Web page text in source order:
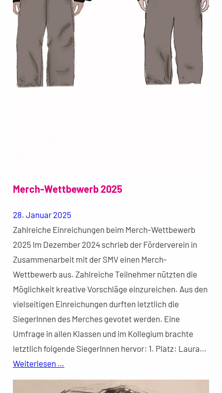
Merch-Wettbewerb 2025
28. Januar 2025
Zahlreiche Einreichungen beim Merch-Wettbewerb
2025 Im Dezember 2024 schrieb der Förderverein in
Zusammenarbeit mit der SMV einen Merch-
Wettbewerb aus. Zahlreiche Teilnehmer nützten die
Möglichkeit kreative Vorschläge einzureichen. Aus den
vielseitigen Einreichungen durften letztlich die
SiegerInnen des Merches gevotet werden. Eine
Umfrage in allen Klassen und im Kollegium brachte
letztlich folgende SiegerInnen hervor: 1. Platz: Laura…
Weiterlesen …